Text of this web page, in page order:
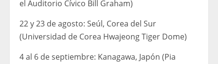
el Auditorio Cívico Bill Graham)
22 y 23 de agosto: Seúl, Corea del Sur
(Universidad de Corea Hwajeong Tiger Dome)
4 al 6 de septiembre: Kanagawa, Japón (Pia